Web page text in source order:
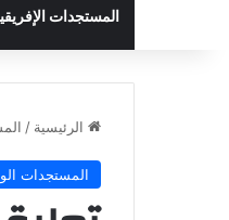
المستجدات
الرئيسية /
المستجدات